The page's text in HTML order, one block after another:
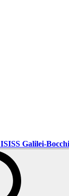
ISISS Galilei-